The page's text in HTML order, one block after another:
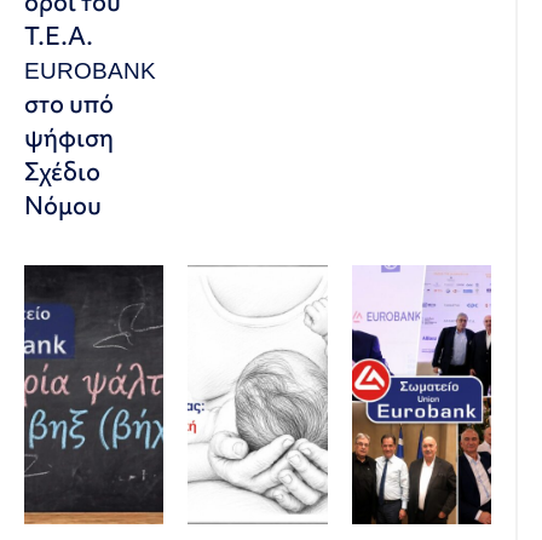
Τ.Ε.Α.
EUROBANK
στο υπό
ψήφιση
Σχέδιο
Νόμου